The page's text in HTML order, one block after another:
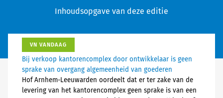
Inhoudsopgave van deze editie
VN VANDAAG
Bij verkoop kantorencomplex door ontwikkelaar is geen
sprake van overgang algemeenheid van goederen
Hof Arnhem-Leeuwarden oordeelt dat er ter zake van de
levering van het kantorencomplex geen sprake is van een